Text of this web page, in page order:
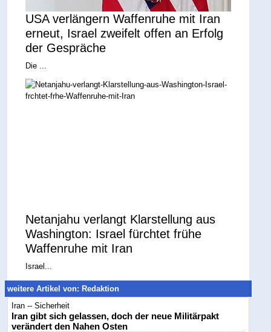
USA verlängern Waffenruhe mit Iran
erneut, Israel zweifelt offen an Erfolg
der Gespräche
Die ...
Netanjahu verlangt Klarstellung aus
Washington: Israel fürchtet frühe
Waffenruhe mit Iran
Israel...
weitere Artikel von: Redaktion
Iran -- Sicherheit
Iran gibt sich gelassen, doch der neue Militärpakt
verändert den Nahen Osten